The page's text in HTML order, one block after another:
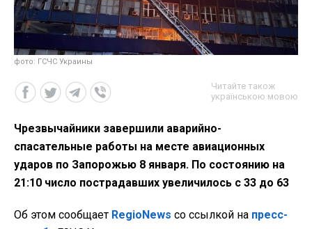
фото: ГСЧС Украины
Читайте також
українською мовою
Чрезвычайники завершили аварийно-
спасательные работы на месте авиационных
ударов по Запорожью 8 января. По состоянию на
21:10 число пострадавших увеличилось с 33 до 63
Об этом сообщает RegioNews со ссылкой на пресс-